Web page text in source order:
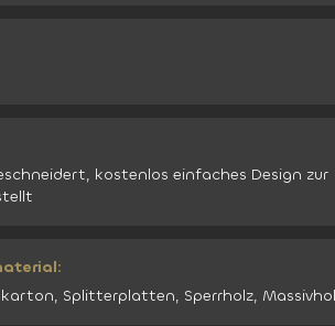
kostenlos einfaches Design zur
Splitterplatten, Sperrholz,